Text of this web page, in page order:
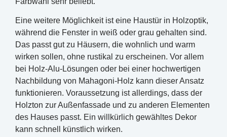
Eine weitere Möglichkeit ist eine Haustür in Holzoptik,
während die Fenster in weiß oder grau gehalten sind.
Das passt gut zu Häusern, die wohnlich und warm
wirken sollen, ohne rustikal zu erscheinen. Vor allem
bei Holz-Alu-Lösungen oder bei einer hochwertigen
Nachbildung von Mahagoni-Holz kann dieser Ansatz
funktionieren. Voraussetzung ist allerdings, dass der
Holzton zur Außenfassade und zu anderen Elementen
des Hauses passt. Ein willkürlich gewähltes Dekor
kann schnell künstlich wirken.